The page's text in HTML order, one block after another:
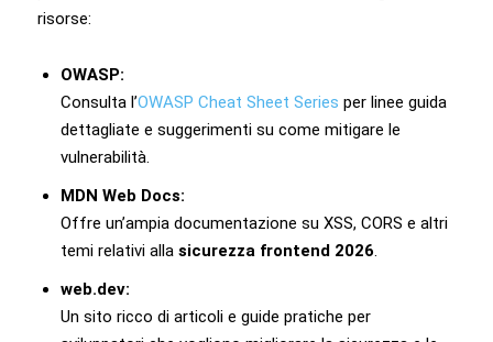
risorse:
OWASP:
Consulta l’OWASP Cheat Sheet Series per linee guida
dettagliate e suggerimenti su come mitigare le
vulnerabilità.
MDN Web Docs:
Offre un’ampia documentazione su XSS, CORS e altri
temi relativi alla sicurezza frontend 2026
web.dev:
Un sito ricco di articoli e guide pratiche per